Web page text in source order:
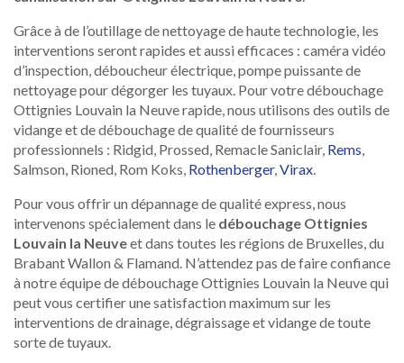
Grâce à de l’outillage de nettoyage de haute technologie, les
interventions seront rapides et aussi efficaces : caméra vidéo
d’inspection, déboucheur électrique, pompe puissante de
nettoyage pour dégorger les tuyaux. Pour votre débouchage
Ottignies Louvain la Neuve rapide, nous utilisons des outils de
vidange et de débouchage de qualité de fournisseurs
professionnels : Ridgid, Prossed, Remacle Saniclair, Rems,
Salmson, Rioned, Rom Koks, Rothenberger,Virax.
Pour vous offrir un dépannage de qualité express, nous
intervenons spécialement dans le débouchage Ottignies
Louvain la Neuveet dans toutes les régions de Bruxelles, du
Brabant Wallon & Flamand. N’attendez pas de faire confiance
à notre équipe de débouchage Ottignies Louvain la Neuve qui
peut vous certifier une satisfaction maximum sur les
interventions de drainage, dégraissage et vidange de toute
sorte de tuyaux.